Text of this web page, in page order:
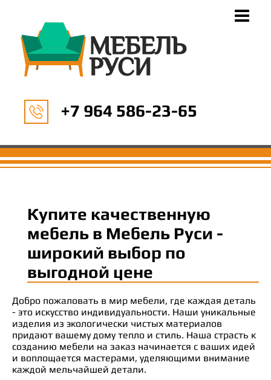
+7 964 586-23-65
Купите качественную
мебель в Мебель Руси -
широкий выбор по
выгодной цене
Добро пожаловать в мир мебели, где каждая деталь
- это искусство индивидуальности. Наши уникальные
изделия из экологически чистых материалов
придают вашему дому тепло и стиль. Наша страсть к
созданию мебели на заказ начинается с ваших идей
и воплощается мастерами, уделяющими внимание
каждой мельчайшей детали.